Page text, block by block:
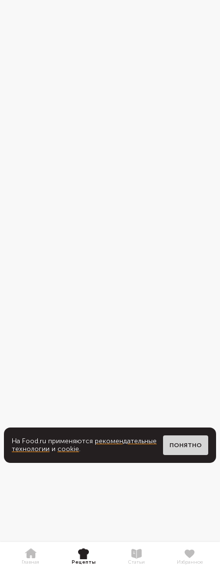
На Food.ru применяются рекомендательные
технологии и cookie. ПОНЯТНО
Главная Рецепты Статьи Избранное